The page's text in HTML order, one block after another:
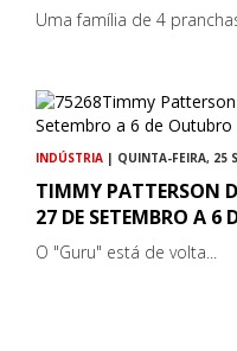
Uma família de 4
INDÚSTRIA | QUINTA-FEIRA, 25
TIMMY PATTERSON
27 DE SETEMBRO A 6
O "Guru" está de volta...